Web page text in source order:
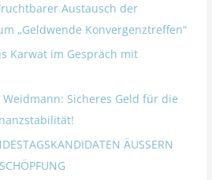
Austausch der
„Geldwende Konvergenztreffen“
Karwat im Gespräch mit
Weidmann: Sicheres Geld für die
ÄUSSERN